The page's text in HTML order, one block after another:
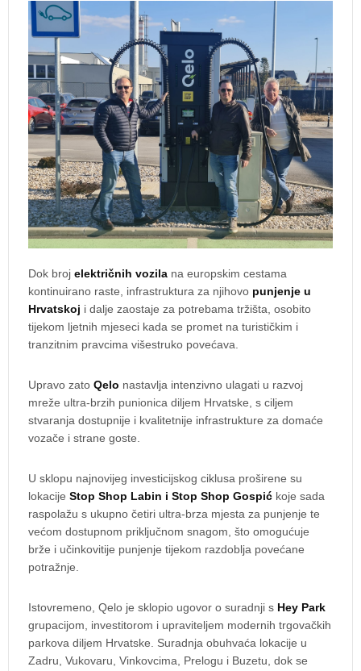
Dok broj električnih vozila na europskim cestama
kontinuirano raste, infrastruktura za njihovo punjenje u
Hrvatskoj i dalje zaostaje za potrebama tržišta, osobito
tijekom ljetnih mjeseci kada se promet na turističkim i
tranzitnim pravcima višestruko povećava.
Upravo zato Qelo nastavlja intenzivno ulagati u razvoj
mreže ultra-brzih punionica diljem Hrvatske, s ciljem
stvaranja dostupnije i kvalitetnije infrastrukture za domaće
vozače i strane goste.
U sklopu najnovijeg investicijskog ciklusa proširene su
lokacije Stop Shop Labin i Stop Shop Gospić koje sada
raspolažu s ukupno četiri ultra-brza mjesta za punjenje te
većom dostupnom priključnom snagom, što omogućuje
brže i učinkovitije punjenje tijekom razdoblja povećane
potražnje.
Istovremeno, Qelo je sklopio ugovor o suradnji s Hey Park
grupacijom, investitorom i upraviteljem modernih trgovačkih
parkova diljem Hrvatske. Suradnja obuhvaća lokacije u
Zadru, Vukovaru, Vinkovcima, Prelogu i Buzetu, dok se